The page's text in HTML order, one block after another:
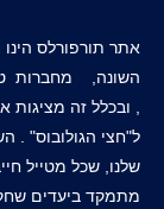
השונה, מחברות
, ובכלל זה
ל"חצי הגולובוס" .
שלנו, שכל מטייל
מתמקד ביעדים